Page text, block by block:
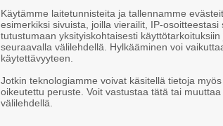
Käytämme laitetunnisteita ja tallennamme
esimerkiksi sivuista, joilla vierailit, IP-
tutustumaan yksityiskohtaisesti
seuraavalla välilehdellä. Hylkääminen voi
käytettävyyteen.
Jotkin teknologiamme voivat käsitellä tietoja
oikeutettu peruste. Voit vastustaa tätä tai
välilehdellä.